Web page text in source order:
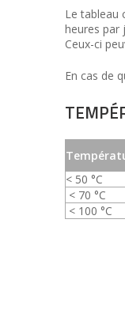
Le tableau
heures par
Ceux-ci
En cas de
< 50 °C
< 70 °C
< 100 °C